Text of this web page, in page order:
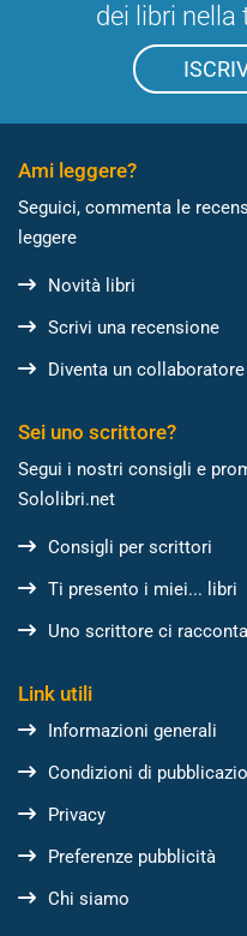
dei libri nella
Ami leggere?
Seguici, commenta le
leggere
Novità libri
Scrivi una recensione
Diventa un collaboratore
Sei uno scrittore?
Segui i nostri consigli e
Sololibri.net
Consigli per scrittori
Ti presento i miei... libri
Uno scrittore ci
Link utili
Informazioni generali
Condizioni di
Privacy
Preferenze pubblicità
Chi siamo